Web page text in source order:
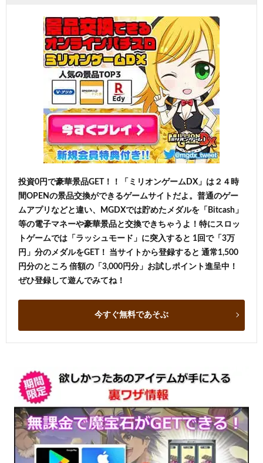
投資0円で豪華景品GET！！「ミリオンゲームDX」は２４時
間OPENの景品交換ができるゲームサイトだよ。普通のゲー
ムアプリなどと違い、MGDXでは貯めたメダルを「Bitcash」
等の電子マネーや豪華景品と交換できちゃうよ！特にスロッ
トゲームでは「ラッシュモード」に突入すると 1回で「3万
円」分のメダルをGET！ 当サイトから登録すると 通常1,500
円分のところ 倍額の「3,000円分」お試しポイント進呈中！
ぜひ登録して遊んでみてね！
今すぐ無料であそぶ